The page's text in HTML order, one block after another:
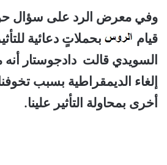
وفي معرض الرد على سؤال
قيام
بحملاتٍ دعائية
السويدي قالت دادجوستار
إلغاء الديمقراطية بسبب
أخرى بمحاولة التأثير علينا.